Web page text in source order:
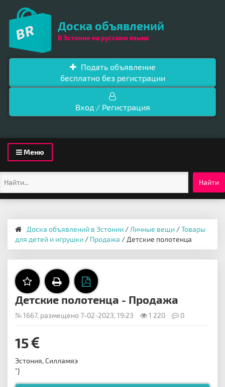
Доска объявлений
В Эстонии на русском языке
Подать объявление
бесплатно без регистрации
Вход / Регистрация
Toggle
navigation
Меню
Найти
Доска объявлений в Эстонии /Личные вещи /Товары
для детей и игрушки / Продажа / Детские полотенца
Детские полотенца - Продажа
№ 1667, размещено 7-02-2023, 19:23 1 220 0
15
Эстония, Силламяэ
"}